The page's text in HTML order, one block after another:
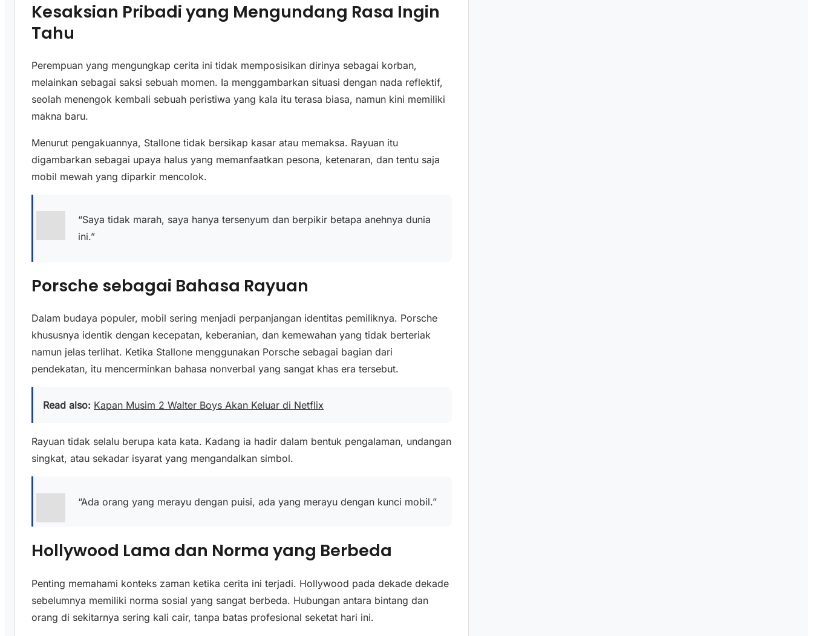
Kesaksian Pribadi yang Mengundang Rasa Ingin
Tahu
Perempuan yang mengungkap cerita ini tidak memposisikan dirinya sebagai korban,
melainkan sebagai saksi sebuah momen. Ia menggambarkan situasi dengan nada reflektif,
seolah menengok kembali sebuah peristiwa yang kala itu terasa biasa, namun kini memiliki
makna baru.
Menurut pengakuannya, Stallone tidak bersikap kasar atau memaksa. Rayuan itu
digambarkan sebagai upaya halus yang memanfaatkan pesona, ketenaran, dan tentu saja
mobil mewah yang diparkir mencolok.
“Saya tidak marah, saya hanya tersenyum dan berpikir betapa anehnya dunia
ini.”
Porsche sebagai Bahasa Rayuan
Dalam budaya populer, mobil sering menjadi perpanjangan identitas pemiliknya. Porsche
khususnya identik dengan kecepatan, keberanian, dan kemewahan yang tidak berteriak
namun jelas terlihat. Ketika Stallone menggunakan Porsche sebagai bagian dari
pendekatan, itu mencerminkan bahasa nonverbal yang sangat khas era tersebut.
Read also: Kapan Musim 2 Walter Boys Akan Keluar di Netflix
Rayuan tidak selalu berupa kata kata. Kadang ia hadir dalam bentuk pengalaman, undangan
singkat, atau sekadar isyarat yang mengandalkan simbol.
“Ada orang yang merayu dengan puisi, ada yang merayu dengan kunci mobil.”
Hollywood Lama dan Norma yang Berbeda
Penting memahami konteks zaman ketika cerita ini terjadi. Hollywood pada dekade dekade
sebelumnya memiliki norma sosial yang sangat berbeda. Hubungan antara bintang dan
orang di sekitarnya sering kali cair, tanpa batas profesional seketat hari ini.